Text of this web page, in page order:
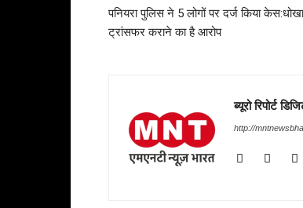
पनियरा पुलिस ने 5 लोगों पर दर्ज किया
ट्रांसफर कराने का है आरोप
ब्यूरो रिपोर्ट
http://